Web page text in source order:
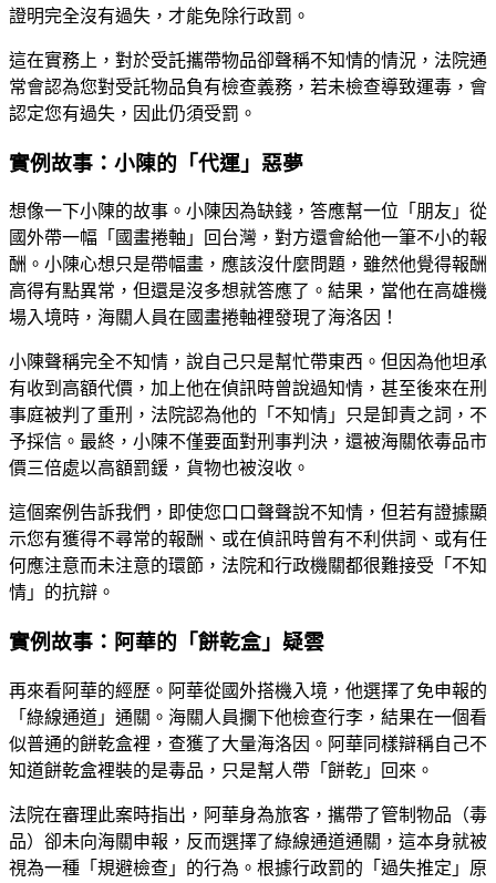
證明完全沒有過失，才能免除行政罰。
這在實務上，對於受託攜帶物品卻聲稱不知情的情況，法院通
常會認為您對受託物品負有檢查義務，若未檢查導致運毒，會
認定您有過失，因此仍須受罰。
實例故事：小陳的「代運」惡夢
想像一下小陳的故事。小陳因為缺錢，答應幫一位「朋友」從
國外帶一幅「國畫捲軸」回台灣，對方還會給他一筆不小的報
酬。小陳心想只是帶幅畫，應該沒什麼問題，雖然他覺得報酬
高得有點異常，但還是沒多想就答應了。結果，當他在高雄機
場入境時，海關人員在國畫捲軸裡發現了海洛因！
小陳聲稱完全不知情，說自己只是幫忙帶東西。但因為他坦承
有收到高額代價，加上他在偵訊時曾說過知情，甚至後來在刑
事庭被判了重刑，法院認為他的「不知情」只是卸責之詞，不
予採信。最終，小陳不僅要面對刑事判決，還被海關依毒品市
價三倍處以高額罰鍰，貨物也被沒收。
這個案例告訴我們，即使您口口聲聲說不知情，但若有證據顯
示您有獲得不尋常的報酬、或在偵訊時曾有不利供詞、或有任
何應注意而未注意的環節，法院和行政機關都很難接受「不知
情」的抗辯。
實例故事：阿華的「餅乾盒」疑雲
再來看阿華的經歷。阿華從國外搭機入境，他選擇了免申報的
「綠線通道」通關。海關人員攔下他檢查行李，結果在一個看
似普通的餅乾盒裡，查獲了大量海洛因。阿華同樣辯稱自己不
知道餅乾盒裡裝的是毒品，只是幫人帶「餅乾」回來。
法院在審理此案時指出，阿華身為旅客，攜帶了管制物品（毒
品）卻未向海關申報，反而選擇了綠線通道通關，這本身就被
視為一種「規避檢查」的行為。根據行政罰的「過失推定」原